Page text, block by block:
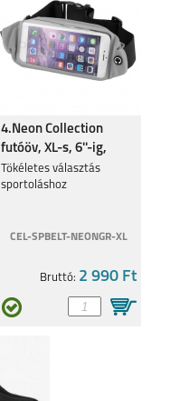
4.Neon Collection
futóöv, XL-s, 6''-ig,
szürke
Tökéletes választás
sportoláshoz
CEL-SPBELT-NEONGR-XL
Bruttó: 2 990 Ft